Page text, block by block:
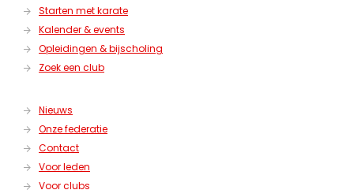
Starten met karate
Kalender & events
Opleidingen & bijscholing
Zoek een club
Nieuws
Onze federatie
Contact
Voor leden
Voor clubs